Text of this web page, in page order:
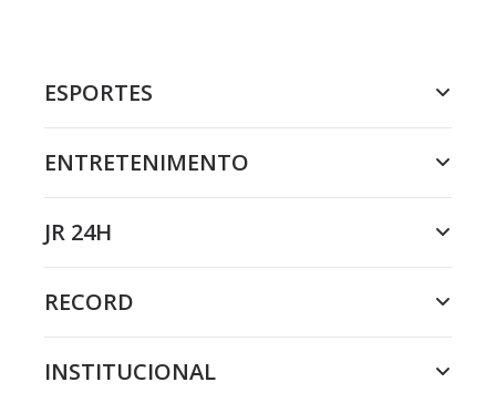
ESPORTES
ENTRETENIMENTO
JR 24H
RECORD
INSTITUCIONAL